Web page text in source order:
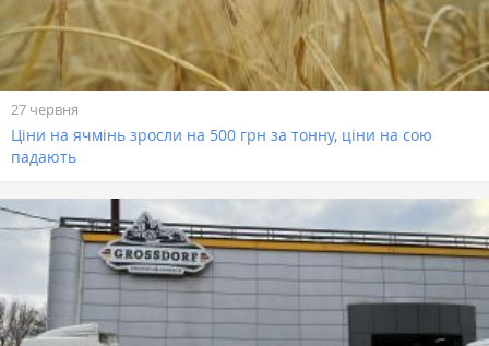
27 червня
Ціни на ячмінь зросли на 500 грн за тонну, ціни на сою
падають